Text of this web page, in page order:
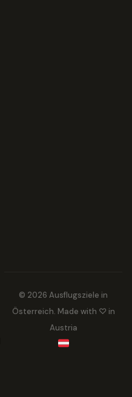
© 2026 Ausflugsziele in
Österreich. Made with ♡ in
Austria